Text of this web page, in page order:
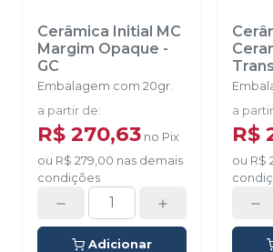
Cerâmica Initial MC
Margim Opaque -
GC
Embalagem com 20gr.
a partir de:
R$ 270,63 no Pix
ou R$ 279,00 nas demais
condições
Adicionar
a
R$
ou R$